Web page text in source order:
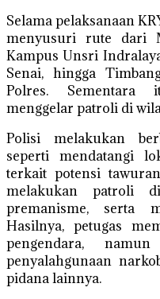
Selama pelaksanaan
menyusuri rute dari
Kampus Unsri
Senai, hingga
Polres. Sementara
menggelar patroli di
Polisi melakukan
seperti mendatangi
terkait potensi
melakukan patroli
premanisme, serta
Hasilnya, petugas
pengendara,
penyalahgunaan
pidana lainnya.